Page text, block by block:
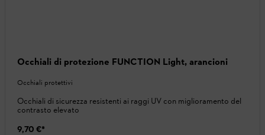
Occhiali di protezione FUNCTION Light, arancioni
Occhiali protettivi
Occhiali di sicurezza resistenti ai raggi UV con miglioramento del
contrasto elevato
9,70 €*